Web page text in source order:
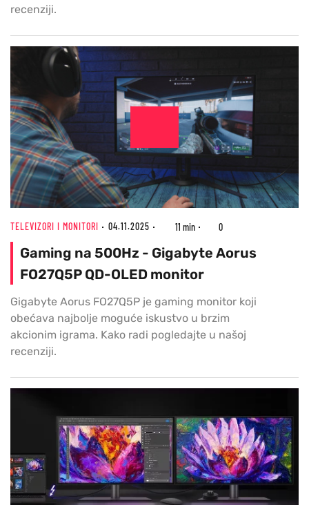
recenziji.
TELEVIZORI I MONITORI 04.11.2025 11 min 0
Gaming na 500Hz - Gigabyte Aorus
FO27Q5P QD-OLED monitor
Gigabyte Aorus FO27Q5P je gaming monitor koji
obećava najbolje moguće iskustvo u brzim
akcionim igrama. Kako radi pogledajte u našoj
recenziji.